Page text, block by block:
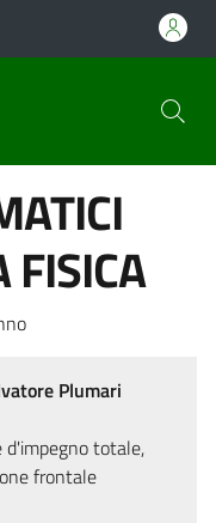
FISICA
Plumari
d'impegno totale,
frontale